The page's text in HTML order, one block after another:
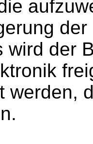
wird der
werden,